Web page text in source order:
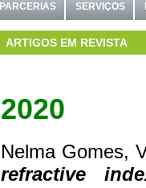
PARCERIAS SERVIÇOS
ARTIGOS EM REVISTA
2020
Nelma Gomes,
refractive